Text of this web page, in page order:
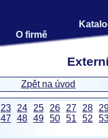
O firmě
Zpět na úvod
23 24 25 26 27 28
47
48 49 50 51 52